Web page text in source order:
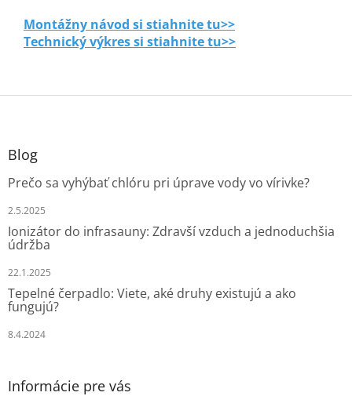
Montážny návod si stiahnite tu>>
Technický výkres si stiahnite tu>>
Z
Blog
Prečo sa vyhýbať chlóru pri úprave vody vo vírivke?
2.5.2025
Ionizátor do infrasauny: Zdravší vzduch a jednoduchšia
údržba
22.1.2025
Tepelné čerpadlo: Viete, aké druhy existujú a ako
fungujú?
8.4.2024
Informácie pre vás